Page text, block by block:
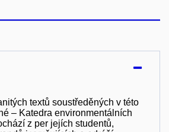
textů soustředěných v této
– Katedra environmentálních
z per jejích studentů,